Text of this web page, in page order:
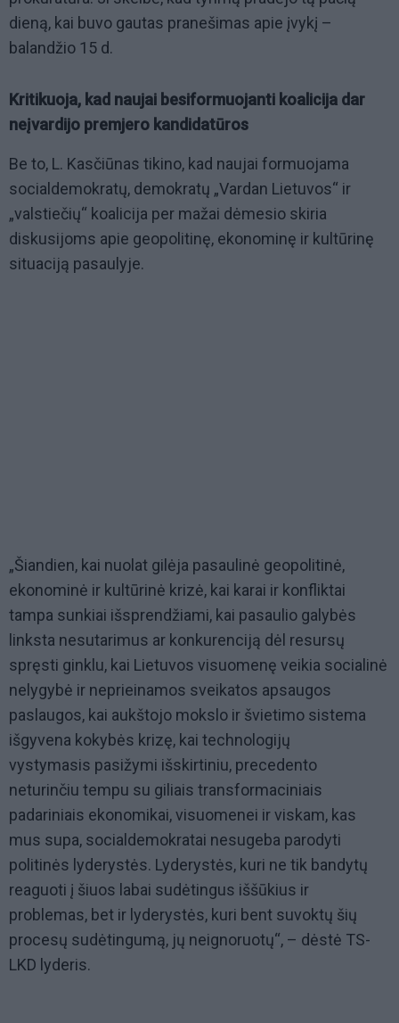
dieną, kai buvo gautas pranešimas apie įvykį –
balandžio 15 d.
Kritikuoja, kad naujai besiformuojanti koalicija dar
neįvardijo premjero kandidatūros
Be to, L. Kasčiūnas tikino, kad naujai formuojama
socialdemokratų, demokratų „Vardan Lietuvos“ ir
„valstiečių“ koalicija per mažai dėmesio skiria
diskusijoms apie geopolitinę, ekonominę ir kultūrinę
situaciją pasaulyje.
„Šiandien, kai nuolat gilėja pasaulinė geopolitinė,
ekonominė ir kultūrinė krizė, kai karai ir konfliktai
tampa sunkiai išsprendžiami, kai pasaulio galybės
linksta nesutarimus ar konkurenciją dėl resursų
spręsti ginklu, kai Lietuvos visuomenę veikia socialinė
nelygybė ir neprieinamos sveikatos apsaugos
paslaugos, kai aukštojo mokslo ir švietimo sistema
išgyvena kokybės krizę, kai technologijų
vystymasis pasižymi išskirtiniu, precedento
neturinčiu tempu su giliais transformaciniais
padariniais ekonomikai, visuomenei ir viskam, kas
mus supa, socialdemokratai nesugeba parodyti
politinės lyderystės. Lyderystės, kuri ne tik bandytų
reaguoti į šiuos labai sudėtingus iššūkius ir
problemas, bet ir lyderystės, kuri bent suvoktų šių
procesų sudėtingumą, jų neignoruotų“, – dėstė TS-
LKD lyderis.